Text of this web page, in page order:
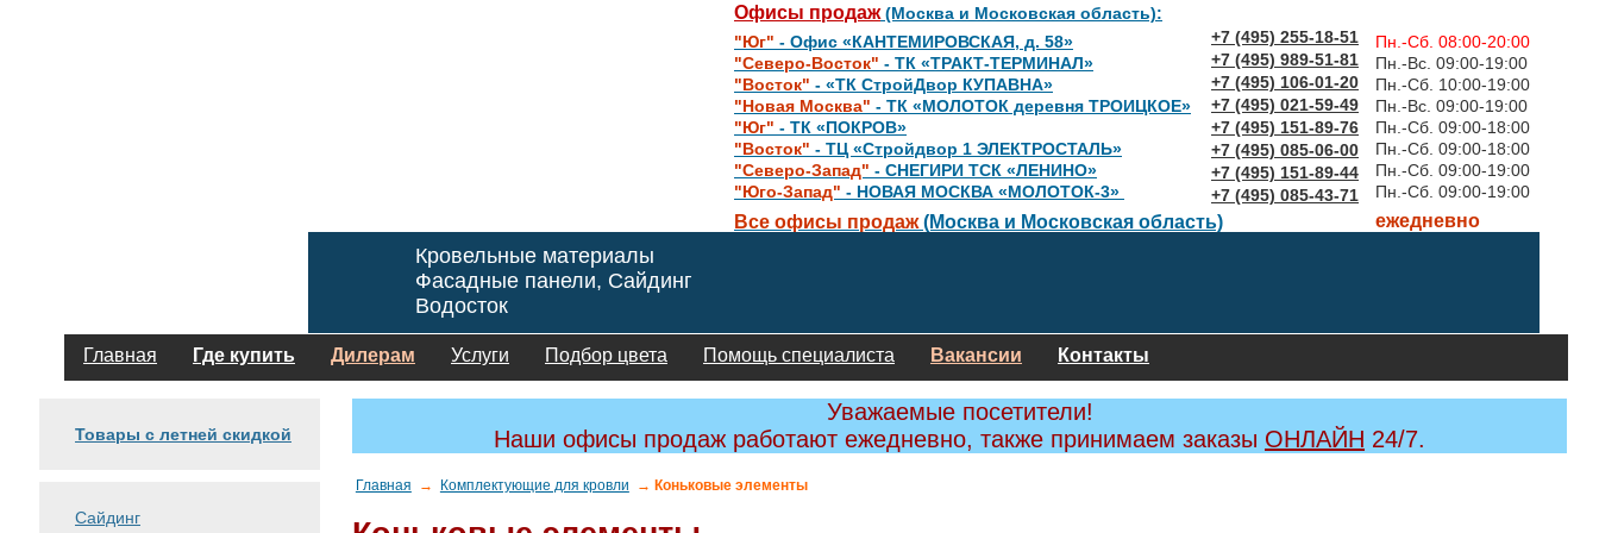
Офисы продаж(Москва и Московская область):
"Юг" - Офис «КАНТЕМИРОВСКАЯ, д. 58»
"Северо-Восток" - ТК «ТРАКТ-ТЕРМИНАЛ»
"Восток" - «ТК СтройДвор КУПАВНА»
"Новая Москва" - ТК «МОЛОТОК деревня ТРОИЦКОЕ»
"Юг" - ТК «ПОКРОВ»
"Восток" - ТЦ «Стройдвор 1 ЭЛЕКТРОСТАЛЬ»
"Северо-Запад" - СНЕГИРИ ТСК «ЛЕНИНО»
"Юго-Запад" - НОВАЯ МОСКВА «МОЛОТОК-3»
Все офисы продаж(Москва и Московская область)
+7 (495) 255-18-51
+7 (495) 989-51-81
+7 (495) 106-01-20
+7 (495) 021-59-49
+7 (495) 151-89-76
+7 (495) 085-06-00
+7 (495) 151-89-44
+7 (495) 085-43-71
Пн.-Сб. 08:00-20:00
Пн.-Вс. 09:00-19:00
Пн.-Сб. 10:00-19:00
Пн.-Вс. 09:00-19:00
Пн.-Сб. 09:00-18:00
Пн.-Сб. 09:00-18:00
Пн.-Сб. 09:00-19:00
Пн.-Сб. 09:00-19:00
ежедневно
Кровельные материалы
Фасадные панели, Сайдинг
Водосток
Главная Где купить Дилерам Услуги Подбор цвета Помощь специалиста Вакансии Контакты
Товары с летней скидкой
Сайдинг
Уважаемые посетители!
Наши офисы продаж работают ежедневно, также принимаем заказы ОНЛАЙН 24/7.
Главная → Комплектующие для кровли → Коньковые элементы